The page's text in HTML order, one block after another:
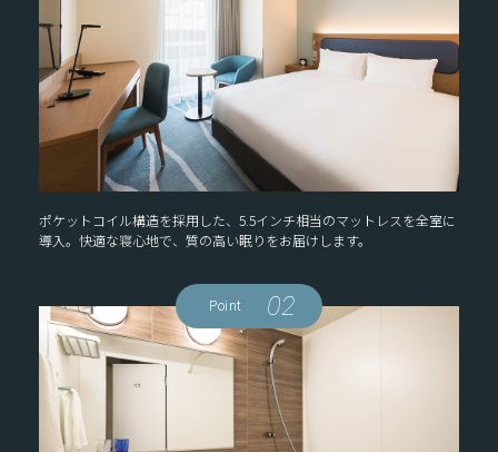
ポケットコイル構造を採用した、5.5インチ相当のマットレスを全室に
導入。快適な寝心地で、質の高い眠りをお届けします。
Point 02